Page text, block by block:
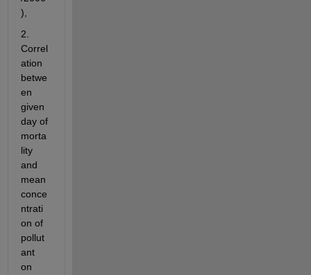
),
2.
Correl
ation
betwe
en
given
day of
morta
lity
and
mean
conce
ntrati
on of
pollut
ant
on